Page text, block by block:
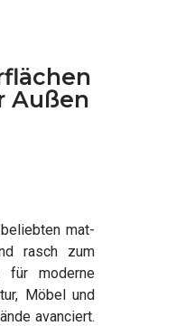
Außen
mat­
rasch zum
für moder­ne
Möbel und
avan­ciert.